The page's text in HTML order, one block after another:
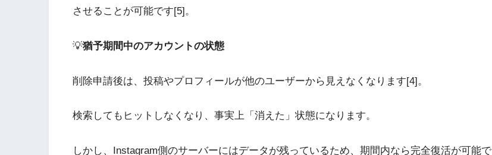
させることが可能です[5]。
💡猶予期間中のアカウントの状態
削除申請後は、投稿やプロフィールが他のユーザーから見えなくなります[4]。
検索してもヒットしなくなり、事実上「消えた」状態になります。
しかし、Instagram側のサーバーにはデータが残っているため、期間内なら完全復活が可能で